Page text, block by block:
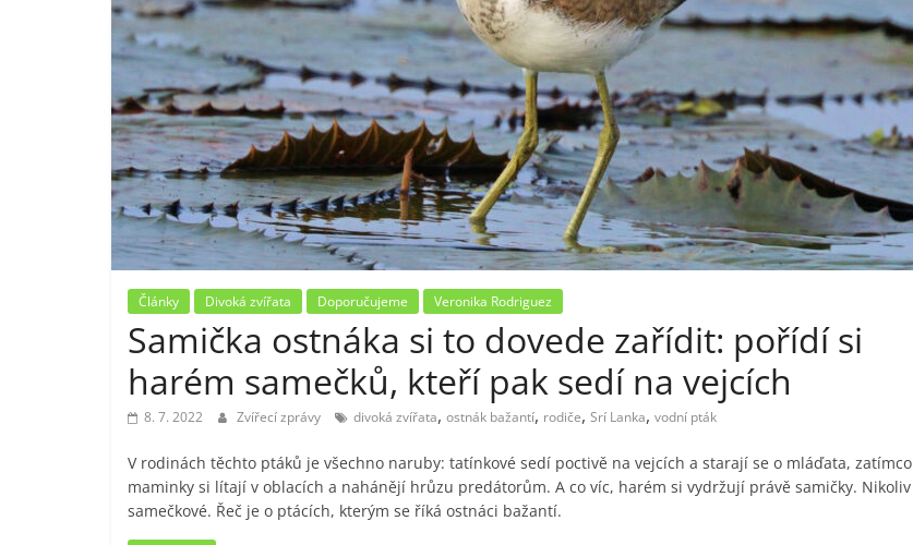
Články Divoká zvířata Doporučujeme Veronika Rodriguez
Samička ostnáka si to dovede zařídit: pořídí si
harém samečků, kteří pak sedí na vejcích
8. 7. 2022 Zvířecí zprávy divoká zvířata, ostnák bažantí, rodiče, Srí Lanka, vodní pták
V rodinách těchto ptáků je všechno naruby: tatínkové sedí poctivě na vejcích a starají se o mláďata, zatímco
maminky si lítají v oblacích a nahánějí hrůzu predátorům. A co víc, harém si vydržují právě samičky. Nikoliv
samečkové. Řeč je o ptácích, kterým se říká ostnáci bažantí.